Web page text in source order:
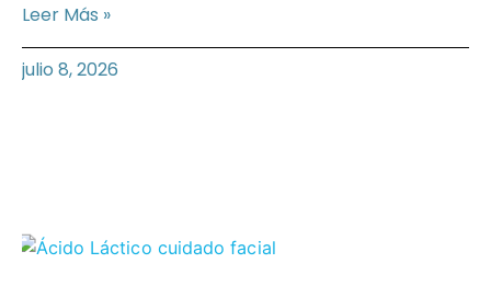
Leer Más »
julio 8, 2026